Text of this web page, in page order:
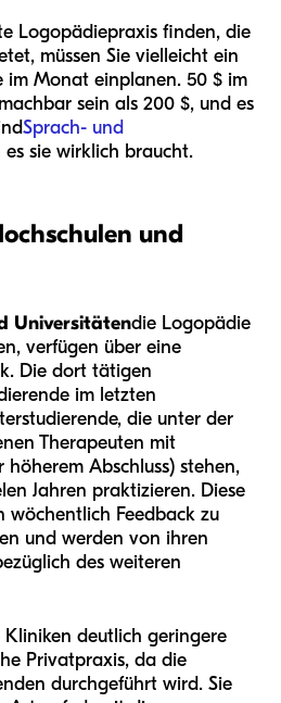
Logopädiepraxis finden, die
müssen Sie vielleicht ein
im Monat einplanen. 50 $ im
sein als 200 $, und es
Sprach- und
es sie wirklich braucht.
und
Universitätendie Logopädie
verfügen über eine
Die dort tätigen
im letzten
die unter der
Therapeuten mit
höherem Abschluss) stehen,
Jahren praktizieren. Diese
wöchentlich Feedback zu
und werden von ihren
des weiteren
deutlich geringere
Privatpraxis, da die
durchgeführt wird. Sie